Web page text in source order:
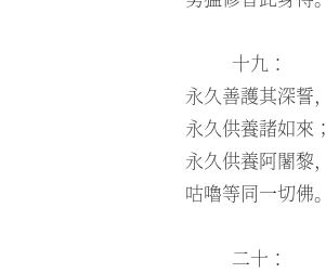
十九：
永久善護其深誓，
永久供養諸如來；
永久供養阿闍黎，
咕嚕等同一切佛。
二十：